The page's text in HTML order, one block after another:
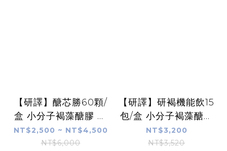
【研譯】醣芯勝60顆/
盒 小分子褐藻醣膠 高
穩定褐藻素 三護配方
雙專利 鋅酵母 左旋肉
NT$2,500 ~ NT$4,500
NT$6,000
【研譯】研褐機能飲15
包/盒 小分子褐藻醣膠
多孔高滲透科技 公司
貨附發票【康富久久】
NT$3,200
NT$3,520